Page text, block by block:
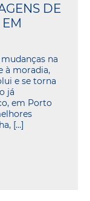
DE
na
à moradia,
e se torna
já
em Porto
[…]